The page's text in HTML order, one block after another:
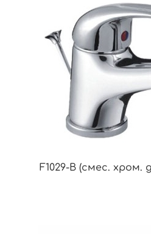
F1029-B (смес. хром.